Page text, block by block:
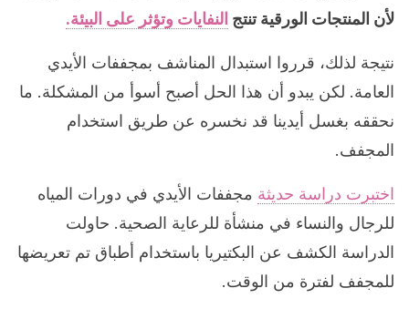
لأن المنتجات الورقية تنتج النفايات وتؤثر على البيئة.
نتيجة لذلك، قرروا استبدال المناشف بمجففات الأيدي
العامة. لكن يبدو أن هذا الحل أصبح أسوأ من المشكلة. ما
نحققه بغسل أيدينا قد نخسره عن طريق استخدام
المجفف.
اختبرت دراسة حديثة مجففات الأيدي في دورات المياه
للرجال والنساء في منشأة للرعاية الصحية. حاولت
الدراسة الكشف عن البكتيريا باستخدام أطباق تم تعريضها
للمجفف لفترة من الوقت.